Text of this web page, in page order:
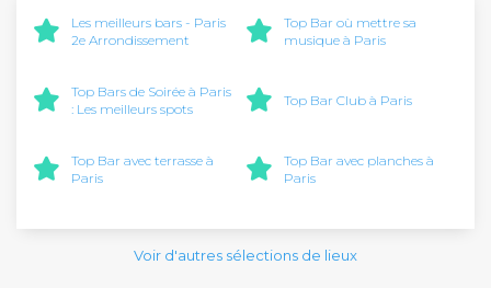
Les meilleurs bars - Paris
2e Arrondissement
Top Bar où mettre sa
musique à Paris
Top Bars de Soirée à Paris
: Les meilleurs spots
Top Bar Club à Paris
Top Bar avec terrasse à
Paris
Top Bar avec planches à
Paris
Voir d'autres sélections de lieux